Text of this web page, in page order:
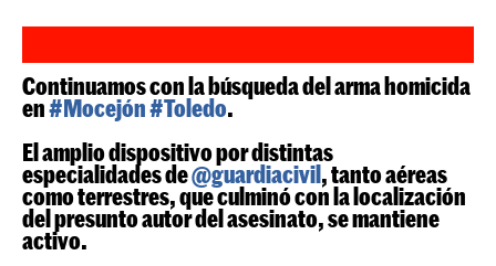
Continuamos con la búsqueda del arma homicida
en#Mocejón#Toledo.
El amplio dispositivo por distintas
especialidades de@guardiacivil , tanto aéreas
como terrestres, que culminó con la localización
del presunto autor del asesinato, se mantiene
activo.